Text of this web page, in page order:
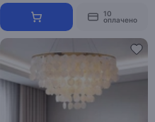
10
оплачено